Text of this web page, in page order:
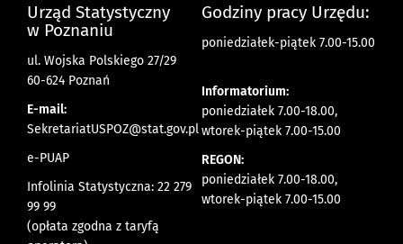
Urząd Statystyczny
w Poznaniu
ul. Wojska Polskiego 27/29
60-624 Poznań
E-mail:
SekretariatUSPOZ@stat.gov.pl
e-PUAP
Infolinia Statystyczna: 22 279
99 99
(opłata zgodna z taryfą
Godziny pracy Urzędu:
poniedziałek-piątek 7.00-15.00
Informatorium:
poniedziałek 7.00-18.00,
wtorek-piątek 7.00-15.00
REGON:
poniedziałek 7.00-18.00,
wtorek-piątek 7.00-15.00